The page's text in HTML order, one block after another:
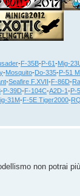
-F-35B-P-61-Mig-
-Mosquito-Do-335-P-51
-Seafire F.XVII-F-86D-
-P-39D-F-104C-A2D-1-P-
31M-F-5E Tiger2000-
non potrai